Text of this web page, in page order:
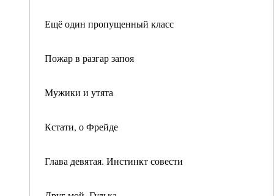
Ещё один пропущенный класс
Пожар в разгар запоя
Мужики и утята
Кстати, о Фрейде
Глава девятая. Инстинкт совести